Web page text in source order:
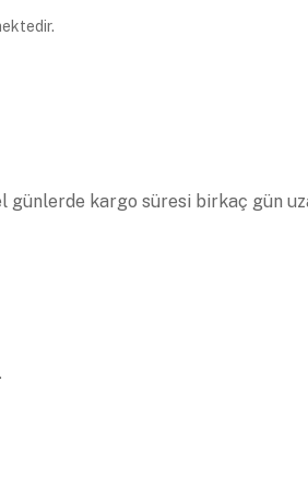
günlerde kargo süresi birkaç gün